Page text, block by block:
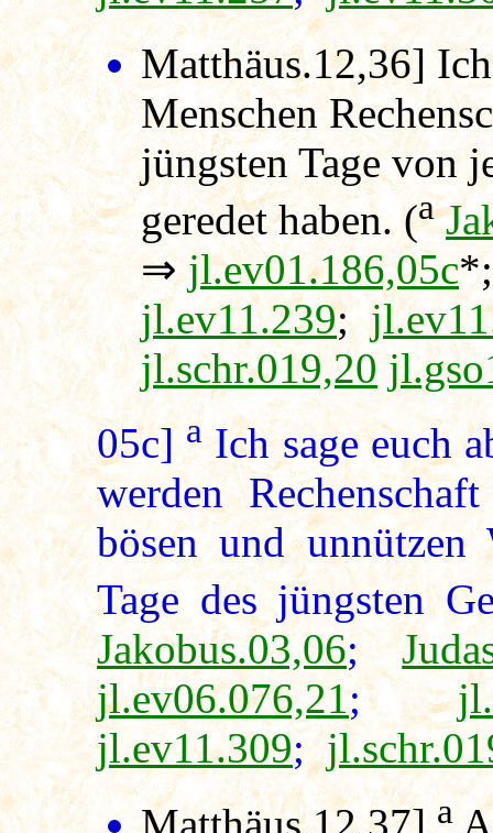
Matthäus.12,36]
Menschen
jüngsten Tage von
geredet haben. (a
⇒jl.ev01.186,05c
jl.ev11.239;
jl.schr.019,20
05c] aIch sage euch
werden
bösen und unnützen
Tage des jüngsten
Jakobus.03,06;
jl.ev06.076,21;
jl.ev11.309;
Matthäus.12,37] a